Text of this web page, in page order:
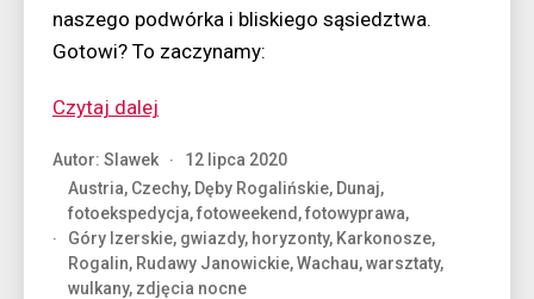
naszego podwórka i bliskiego sąsiedztwa.
Gotowi? To zaczynamy:
Czytaj dalej
jazdy”
Autor: Slawek
12 lipca 2020
Austria, Czechy, Dęby Rogalińskie, Dunaj,
fotoekspedycja,fotoweekend ,fotowyprawa,
Góry Izerskie, gwiazdy, horyzonty, Karkonosze,
Rogalin, Rudawy Janowickie,Wachau,warsztaty,
wulkany, zdjęcia nocne